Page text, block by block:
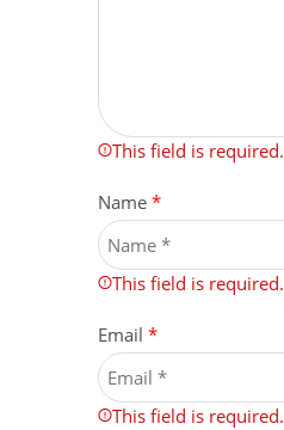
This field is required.
Name *
This field is required.
Email *
This field is required.